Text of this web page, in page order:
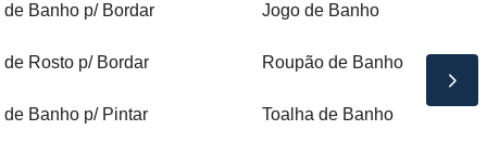
de Banho p/ Bordar
de Rosto p/ Bordar
de Banho p/ Pintar
Jogo de Banho
Roupão de Banho
Toalha de Banho